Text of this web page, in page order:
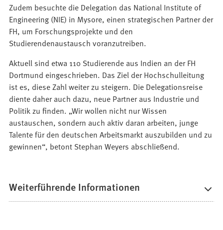
Zudem besuchte die Delegation das National Institute of
Engineering (NIE) in Mysore, einen strategischen Partner der
FH, um Forschungsprojekte und den
Studierendenaustausch voranzutreiben.
Aktuell sind etwa 110 Studierende aus Indien an der FH
Dortmund eingeschrieben. Das Ziel der Hochschulleitung
ist es, diese Zahl weiter zu steigern. Die Delegationsreise
diente daher auch dazu, neue Partner aus Industrie und
Politik zu finden. „Wir wollen nicht nur Wissen
austauschen, sondern auch aktiv daran arbeiten, junge
Talente für den deutschen Arbeitsmarkt auszubilden und zu
gewinnen“, betont Stephan Weyers abschließend.
Weiterführende Informationen